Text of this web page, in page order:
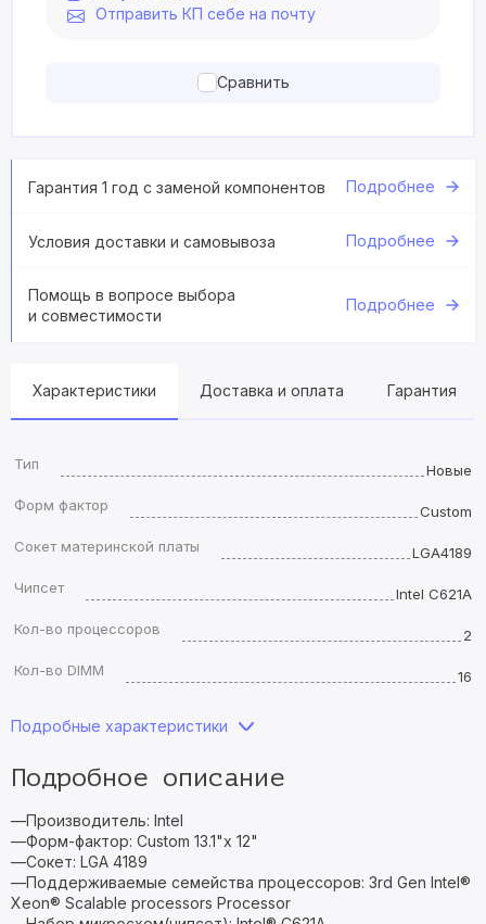
Отправить КП себе на почту
Сравнить
Гарантия 1 год с заменой компонентов Подробнее
Условия доставки и самовывоза Подробнее
Помощь в вопросе выбора
и совместимости
Подробнее
Характеристики Доставка и оплата Гарантия
Тип
Новые
Форм фактор
Custom
Сокет материнской платы
LGA4189
Чипсет
Intel C621A
Кол-во процессоров
2
Кол-во DIMM
16
Подробные характеристики
Подробное описание
—Производитель: Intel
—Форм-фактор: Custom 13.1"x 12"
—Сокет: LGA 4189
—Поддерживаемые семейства процессоров: 3rd Gen Intel®
Xeon® Scalable processors Processor